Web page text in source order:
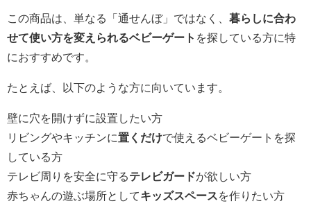
この商品は、単なる「通せんぼ」ではなく、 暮らしに合わ
せて使い方を変えられるベビーゲート を探している方に特
におすすめです。
たとえば、以下のような方に向いています。
壁に穴を開けずに設置したい方
リビングやキッチンに置くだけで使えるベビーゲートを探
している方
テレビ周りを安全に守るテレビガードが欲しい方
赤ちゃんの遊ぶ場所としてキッズスペース を作りたい方